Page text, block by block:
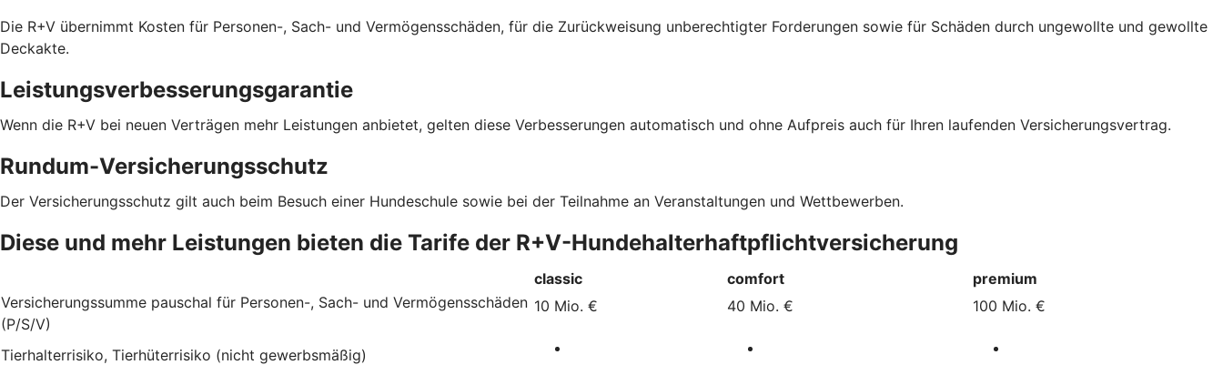
Die R+V übernimmt Kosten für Personen-, Sach- und Vermögensschäden, für die Zurückweisung unberechtigter Forderungen sowie für Schäden durch ungewollte und gewollte
Deckakte.
Leistungsverbesserungsgarantie
Wenn die R+V bei neuen Verträgen mehr Leistungen anbietet, gelten diese Verbesserungen automatisch und ohne Aufpreis auch für Ihren laufenden Versicherungsvertrag.
Rundum-Versicherungsschutz
Der Versicherungsschutz gilt auch beim Besuch einer Hundeschule sowie bei der Teilnahme an Veranstaltungen und Wettbewerben.
Diese und mehr Leistungen bieten die Tarife der R+V-Hundehalterhaftpflichtversicherung
classic comfort
premium
Versicherungssumme pauschal für Personen-, Sach- und Vermögensschäden
(P/S/V)
10 Mio. € 40 Mio. € 100 Mio. €
Tierhalterrisiko, Tierhüterrisiko (nicht gewerbsmäßig)